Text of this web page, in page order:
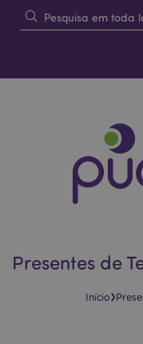
Presentes de
Início›